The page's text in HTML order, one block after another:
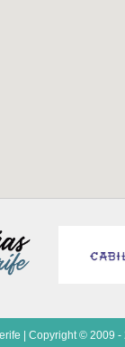
| Copyright © 2009